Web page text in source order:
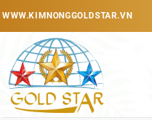
WWW.KIMNONGGOLDSTAR.VN